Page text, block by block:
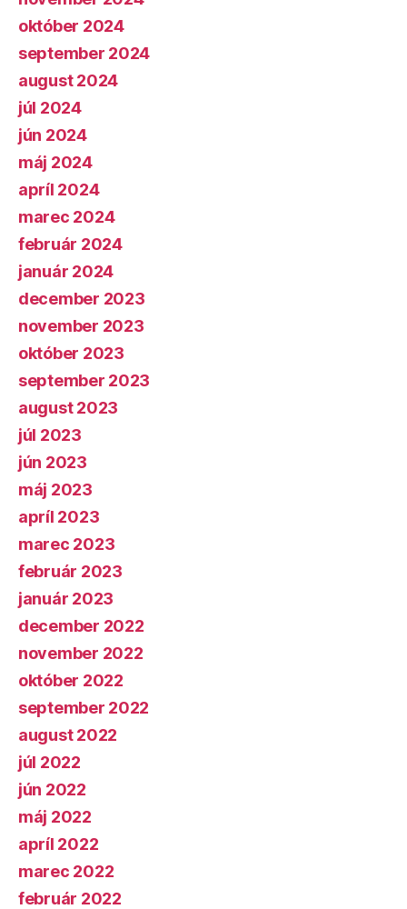
október 2024
september 2024
august 2024
júl 2024
jún 2024
máj 2024
apríl 2024
marec 2024
február 2024
január 2024
december 2023
november 2023
október 2023
september 2023
august 2023
júl 2023
jún 2023
máj 2023
apríl 2023
marec 2023
február 2023
január 2023
december 2022
november 2022
október 2022
september 2022
august 2022
júl 2022
jún 2022
máj 2022
apríl 2022
marec 2022
február 2022